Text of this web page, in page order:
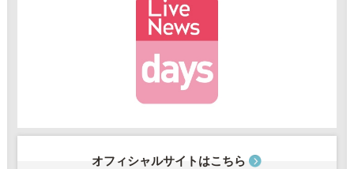
オフィシャルサイトはこちら